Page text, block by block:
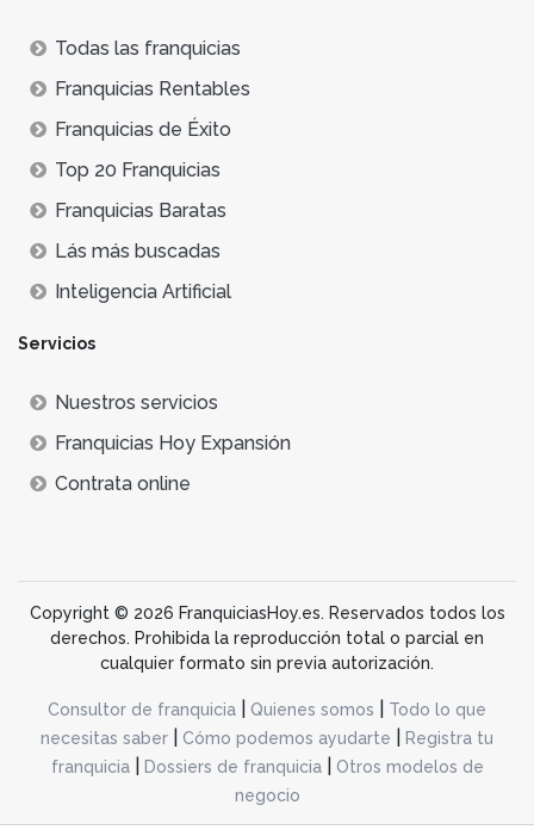
Todas las franquicias
Franquicias Rentables
Franquicias de Éxito
Top 20 Franquicias
Franquicias Baratas
Lás más buscadas
Inteligencia Artificial
Servicios
Nuestros servicios
Franquicias Hoy Expansión
Contrata online
Copyright © 2026 FranquiciasHoy.es. Reservados todos los
derechos. Prohibida la reproducción total o parcial en
cualquier formato sin previa autorización.
Consultor de franquicia Quienes somos
Todo lo que
necesitas saber
Cómo podemos ayudarte
Registra tu
franquicia| Dossiers de franquicia|
Otros modelos de
negocio